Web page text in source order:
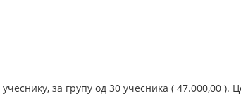
за групу од 30 учесника ( 47.000,00